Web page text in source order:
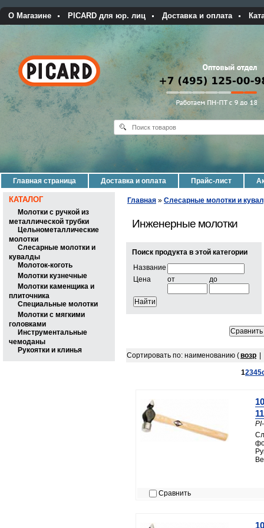
О Магазине PICARD для юр. лиц Доставка и оплата
Главная страница Доставка и оплата Прайс-лист
КАТАЛОГ
Молотки с ручкой из
металлической трубки
Цельнометаллические
молотки
Слесарные молотки и
кувалды
Молоток-коготь
Молотки кузнечные
Молотки каменщика и
плиточника
Специальные молотки
Молотки с мягкими
головками
Инструментальные
чемоданы
Рукоятки и клинья
Главная » Слесарные молотки и
Инженерные молотки
Поиск продукта в этой категории
Название
Цена
от до
Сортировать по: наименованию (возр
12345
Сравнить